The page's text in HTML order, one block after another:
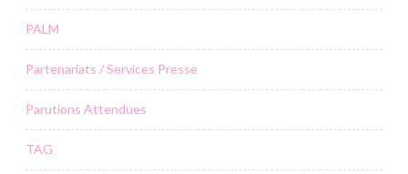
PALM
Partenariats / Services Presse
Parutions Attendues
TAG